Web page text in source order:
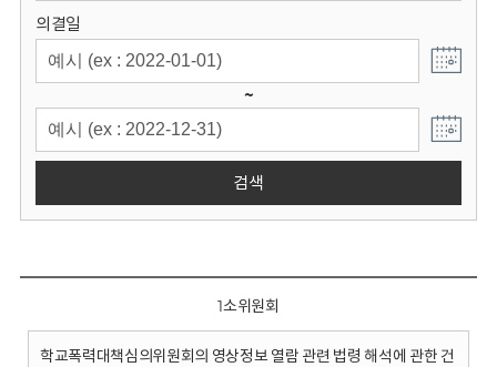
의결일
~
검색
1소위원회
학교폭력대책심의위원회의 영상정보 열람 관련 법령 해석에 관한 건